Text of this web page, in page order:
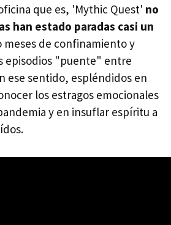
que es, 'Mythic Quest' no
han estado paradas casi un
meses de confinamiento y
episodios "puente" entre
ese sentido, espléndidos en
los estragos emocionales
y en insuflar espíritu a